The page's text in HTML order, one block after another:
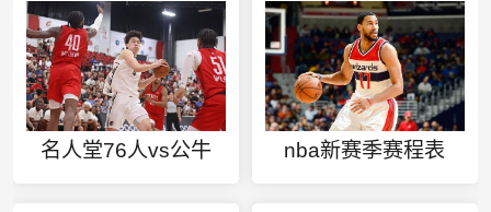
名人堂76人vs公牛 nba新赛季赛程表